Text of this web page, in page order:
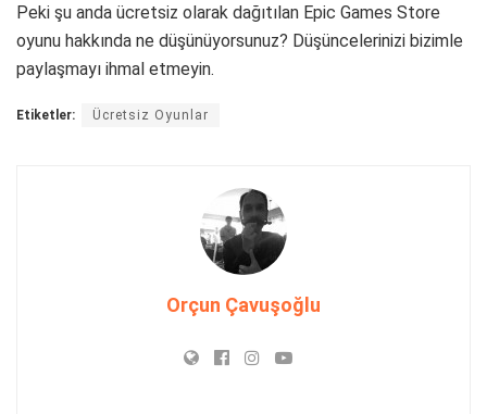
Peki şu anda ücretsiz olarak dağıtılan Epic Games Store
oyunu hakkında ne düşünüyorsunuz? Düşüncelerinizi bizimle
paylaşmayı ihmal etmeyin.
Etiketler: Ücretsiz Oyunlar
Orçun Çavuşoğlu